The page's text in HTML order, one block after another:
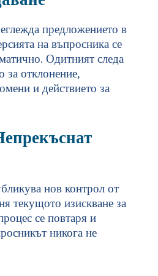
предложението в
на въпросника се
Одитният следа
за отклонение,
и действието за
нов контрол от
текущото изискване за
се повтаря и
никога не